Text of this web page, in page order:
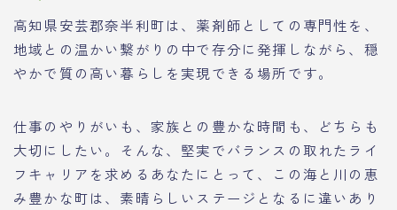
高知県安芸郡奈半利町は、薬剤師としての専門性を、
地域との温かい繋がりの中で存分に発揮しながら、穏
やかで質の高い暮らしを実現できる場所です。
仕事のやりがいも、家族との豊かな時間も、どちらも
大切にしたい。そんな、堅実でバランスの取れたライ
フキャリアを求めるあなたにとって、この海と川の恵
み豊かな町は、素晴らしいステージとなるに違いあり